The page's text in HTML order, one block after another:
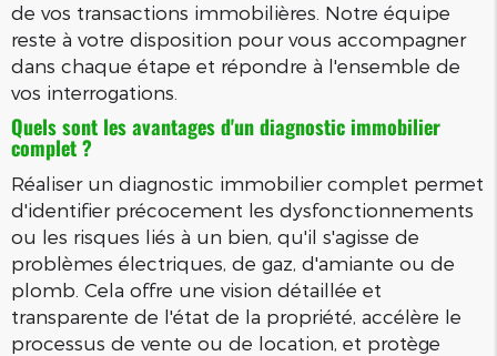
de vos transactions immobilières. Notre équipe
reste à votre disposition pour vous accompagner
dans chaque étape et répondre à l'ensemble de
vos interrogations.
Quels sont les avantages d'un diagnostic immobilier
complet ?
Réaliser un diagnostic immobilier complet permet
d'identifier précocement les dysfonctionnements
ou les risques liés à un bien, qu'il s'agisse de
problèmes électriques, de gaz, d'amiante ou de
plomb. Cela offre une vision détaillée et
transparente de l'état de la propriété, accélère le
processus de vente ou de location, et protège